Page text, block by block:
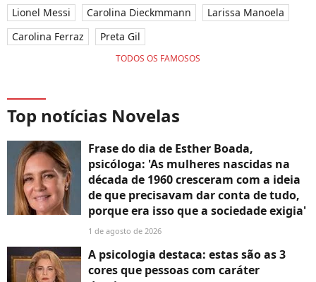
Lionel Messi
Carolina Dieckmmann
Larissa Manoela
Carolina Ferraz
Preta Gil
TODOS OS FAMOSOS
Top notícias Novelas
Frase do dia de Esther Boada,
psicóloga: 'As mulheres nascidas na
década de 1960 cresceram com a ideia
de que precisavam dar conta de tudo,
porque era isso que a sociedade exigia'
1 de agosto de 2026
A psicologia destaca: estas são as 3
cores que pessoas com caráter